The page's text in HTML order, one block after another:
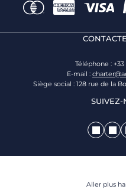
Téléphone : +33
E-mail :
Siège social : 128 rue de la
SUIVEZ-
Aller plus